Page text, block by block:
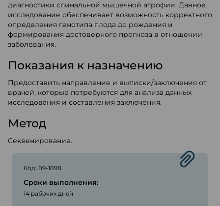
диагностики спинальной мышечной атрофии. Данное
исследование обеспечивает возможность корректного
определения генотипа плода до рождения и
формирования достоверного прогноза в отношении
заболевания.
Показания к назначению
Предоставить направление и выписки/заключения от
врачей, которые потребуются для анализа данных
исследования и составления заключения.
Метод
Секвенирование.
Код: 89-1898
Сроки выполнения:
14 рабочих дней